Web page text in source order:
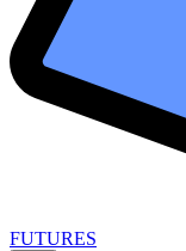
FUTURES